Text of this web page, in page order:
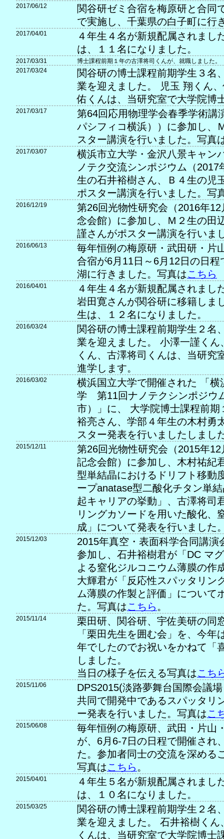
2017/06/12
関谷研ゼミ合宿を梅原研と合同
で実施し、千葉県の白子町に行
2017/04/01
４年生４名が新規配属されまし
は、１１名になりました。
2017/03/31
博士課程前期１年の古澤将司くんが、就職しました。
2017/03/24
関谷研の博士課程前期学生３名
業を迎えました。 児玉 翔くん
佑くんは、当研究室で大学院博
2017/03/17
第64回応用物理学会春季学術講
パシフィコ横浜））に参加し、
スター講演を行いました。写真
2017/03/07
横浜市立大学・金沢八景キャン
ノテク交流シンポジウム（
生の石井裕樹さん、Ｂ４生の児
ポスター講演を行いました。写
2016/12/19
第26回光物性研究会（2016年
念会館）に参加し、Ｍ２生の田
謹さんがポスター講演を行いま
2016/06/13
毎年恒例の梅原研・武田研・片
合宿が6月11日～6月12日の日
湖に行きました。写真はこちら
2016/04/01
４年生４名が新規配属されまし
岩田寛さんが関谷研に移籍しま
生は、１２名になりました。
2016/03/24
関谷研の博士課程前期学生２名
業を迎えました。 小澤一謹く
くん、古澤将司くんは、当研究
進学します。
2016/03/02
横浜国立大学で開催された 「
学 第11回ナノテクシンポジウ
市）」に、 大学院博士課程前
裕亮さん、学部４年生の木村勇
スター発表を行いましたしまし
2015/12/11
第26回光物性研究会（2015年
記念会館）に参加し、木村祐紀
型単結晶におけるドリフト移動
ープanatase型二酸化チタン単
起キャリアの挙動」、古澤将司
リングカソードを用いた酸化、
成」について発表を行いました
2015/12/03
2015年真空・表面科学合同講
参加し、石井裕樹君が「DC マ
よる窒化ジルコニウム薄膜の作
大輝君が「反応性スパッタリン
ム薄膜の作製と評価」について
た。写真はこちら 。
2015/11/14
栗田研、関谷研、宇佐美研の同
「栗田先生を囲む会」を、今
年でしたのでお祝いをかねて「
しました。
当日の様子を伝える写真はこち
2015/11/06
DPS2015(淡路夢舞台国際会議
共同で開発中であるスパッタリ
ー発表を行いました。写真はこ
2015/06/08
毎年恒例の梅原研、武田・片山
が、6月6-7日の日程で開催され
た。参加者同士の交流を深める
写真はこちら 。
2015/04/01
４年生５名が新規配属されまし
は、１０名になりました。
2015/03/25
関谷研の博士課程前期学生２名
業を迎えました。 石井裕樹く
くんは、当研究室で大学院博士